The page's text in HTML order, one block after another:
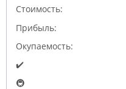
Стоимость:
Прибыль:
Окупаемость:
✔️
🚇